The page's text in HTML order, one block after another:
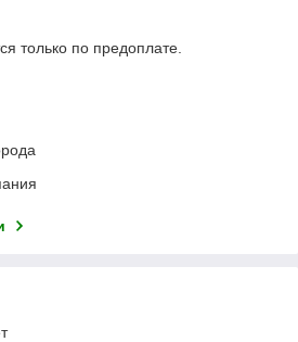
только по предоплате.